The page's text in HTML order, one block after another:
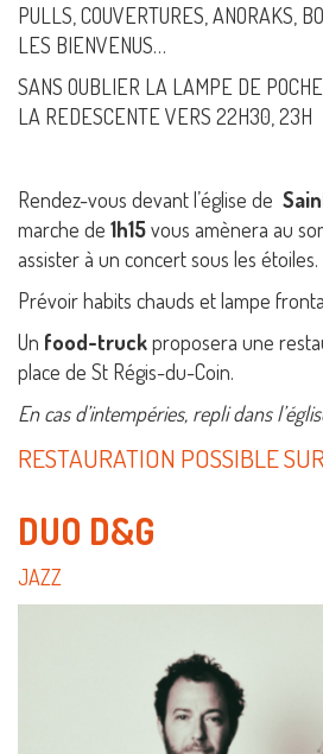
PULLS, COUVERTURES, ANORAKS,
LES BIENVENUS…
SANS OUBLIER LA LAMPE DE
LA REDESCENTE VERS 22H30, 23H
Rendez-vous devant l’église de
marche de 1h15vous amènera au
assister à un concert sous les étoiles.
Prévoir habits chauds et lampe
Un food-truckproposera une
place de St Régis-du-Coin.
En cas d’intempéries, repli dans
RESTAURATION POSSIBLE
DUO D&G
JAZZ